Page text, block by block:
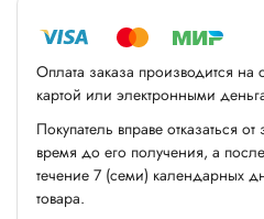
Оплата заказа производится на
картой или электронными
Покупатель вправе отказаться
время до его получения, а
течение 7 (семи) календарных
товара.